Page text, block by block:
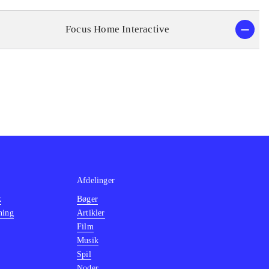
Focus Home Interactive
Afdelinger
Bøger
Artikler
Film
Musik
Spil